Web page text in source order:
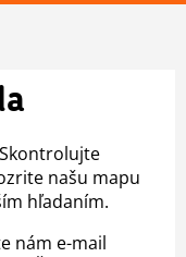
našu mapu
hľadaním.
nám e-mail